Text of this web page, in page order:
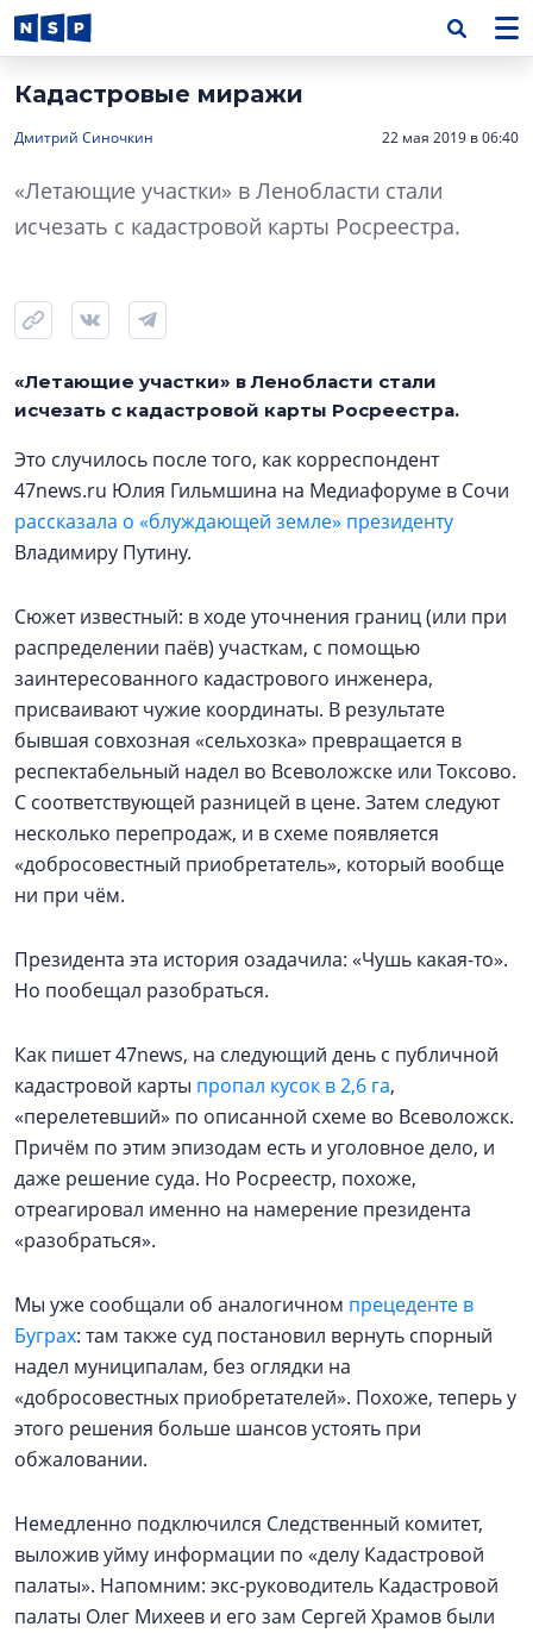
Кадастровые миражи
Дмитрий Синочкин 22 мая 2019 в 06:40
«Летающие участки» в Ленобласти стали
исчезать с кадастровой карты Росреестра.
«Летающие участки» в Ленобласти стали
исчезать с кадастровой карты Росреестра.
Это случилось после того, как корреспондент
47news.ru Юлия Гильмшина на Медиафоруме в Сочи
рассказала о «блуждающей земле» президенту
Владимиру Путину.
Сюжет известный: в ходе уточнения границ (или при
распределении паёв) участкам, с помощью
заинтересованного кадастрового инженера,
присваивают чужие координаты. В результате
бывшая совхозная «сельхозка» превращается в
респектабельный надел во Всеволожске или Токсово.
С соответствующей разницей в цене. Затем следуют
несколько перепродаж, и в схеме появляется
«добросовестный приобретатель», который вообще
ни при чём.
Президента эта история озадачила: «Чушь какая-то».
Но пообещал разобраться.
Как пишет 47news, на следующий день с публичной
кадастровой карты пропал кусок в 2,6 га,
«перелетевший» по описанной схеме во Всеволожск.
Причём по этим эпизодам есть и уголовное дело, и
даже решение суда. Но Росреестр, похоже,
отреагировал именно на намерение президента
«разобраться».
Мы уже сообщали об аналогичном прецеденте в
Буграх: там также суд постановил вернуть спорный
надел муниципалам, без оглядки на
«добросовестных приобретателей». Похоже, теперь у
этого решения больше шансов устоять при
обжаловании.
Немедленно подключился Следственный комитет,
выложив уйму информации по «делу Кадастровой
палаты». Напомним: экс-руководитель Кадастровой
палаты Олег Михеев и его зам Сергей Храмов были